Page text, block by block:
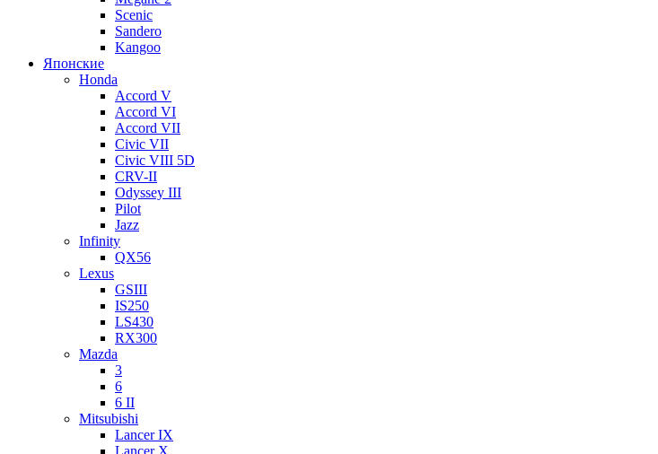
Scenic
Sandero
Kangoo
Японские
Honda
Accord V
Accord VI
Accord VII
Civic VII
Civic VIII 5D
CRV-II
Odyssey III
Pilot
Jazz
Infinity
QX56
Lexus
GSIII
IS250
LS430
RX300
Mazda
3
6
6 II
Mitsubishi
Lancer IX
Lancer X